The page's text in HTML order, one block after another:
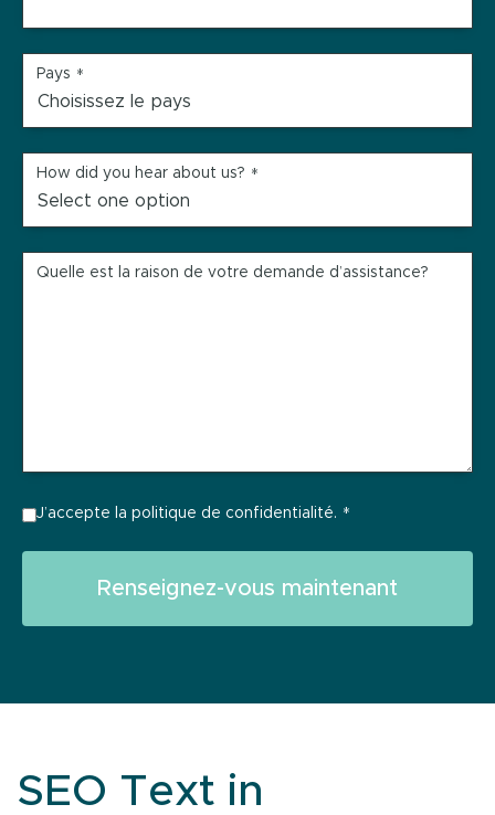
Pays *
How did you hear about us? *
Quelle est la raison de votre demande d’assistance?
J’accepte la politique de confidentialité. *
SEO Text in